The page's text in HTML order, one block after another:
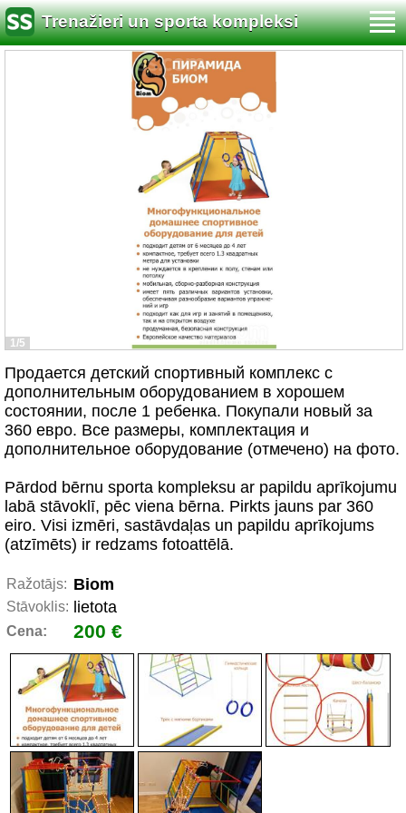
Trenažieri un sporta kompleksi
1/5
Продается детский спортивный комплекс с
дополнительным оборудованием в хорошем
состоянии, после 1 ребенка. Покупали новый за
360 евро. Все размеры, комплектация и
дополнительное оборудование (отмечено) на фото.
Pārdod bērnu sporta kompleksu ar papildu aprīkojumu
labā stāvoklī, pēc viena bērna. Pirkts jauns par 360
eiro. Visi izmēri, sastāvdaļas un papildu aprīkojums
(atzīmēts) ir redzams fotoattēlā.
Ražotājs: Biom
Stāvoklis: lietota
Cena: 200 €